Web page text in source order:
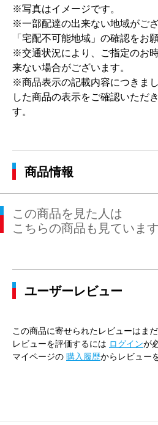
※写真はイメージです。
※一部配達の出来ない地域がご
「宅配不可能地域」の確認をお
※交通状況により、ご指定のお
来ない場合がございます。
※商品表示の記載内容につきま
した商品の表示をご確認いただ
す。
商品情報
この商品を見た人は
こちらの商品も見ています
ユーザーレビュー
この商品に寄せられたレビューはまだ
レビューを評価するには ログインが
マイページの 購入履歴からレビュー